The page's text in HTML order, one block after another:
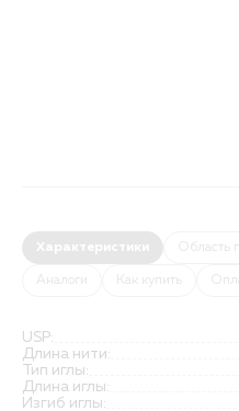
Характеристики Область
Аналоги Как купить
USP:
Длина нити:
Тип иглы:
Длина иглы:
Изгиб иглы: